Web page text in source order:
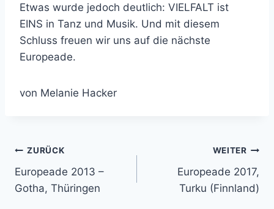
Etwas wurde jedoch deutlich: VIELFALT ist
EINS in Tanz und Musik. Und mit diesem
Schluss freuen wir uns auf die nächste
Europeade.
von Melanie Hacker
Beitragsnavigation
ZURÜCK
Europeade 2013 –
Gotha, Thüringen
WEITER
Europeade 2017,
Turku (Finnland)